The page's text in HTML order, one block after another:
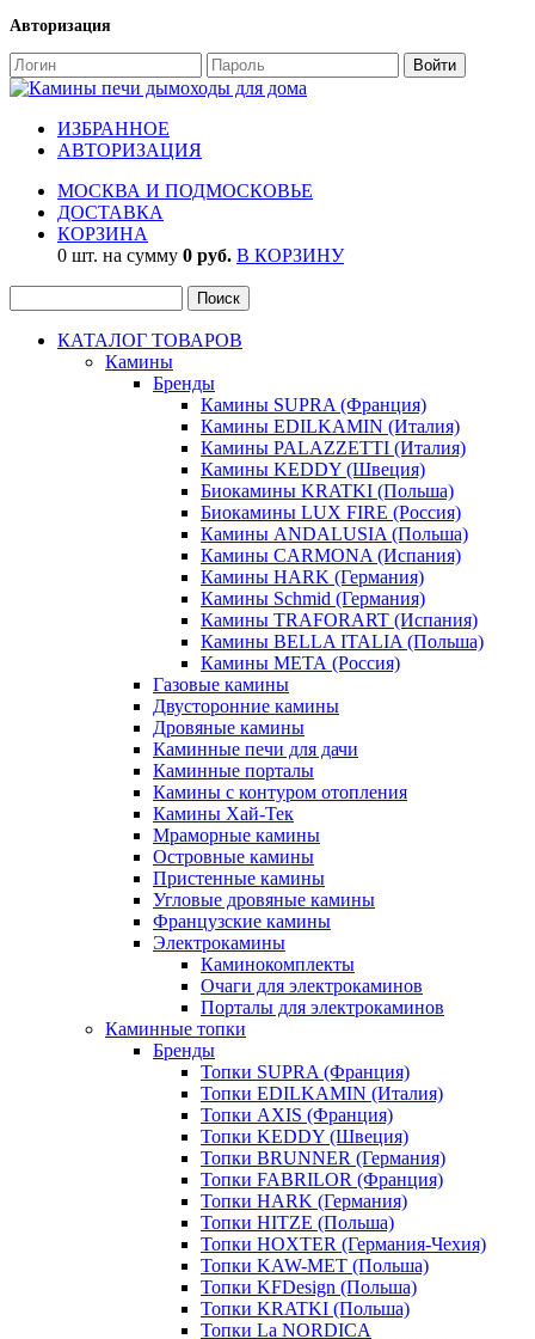
Авторизация
ИЗБРАННОЕ
АВТОРИЗАЦИЯ
МОСКВА И ПОДМОСКОВЬЕ
ДОСТАВКА
КОРЗИНА
0 шт. на сумму 0 руб. В КОРЗИНУ
КАТАЛОГ ТОВАРОВ
Камины
Бренды
Камины SUPRA (Франция)
Камины EDILKAMIN (Италия)
Камины PALAZZETTI (Италия)
Камины KEDDY (Швеция)
Биокамины KRATKI (Польша)
Биокамины LUX FIRE (Россия)
Камины ANDALUSIA (Польша)
Камины CARMONA (Испания)
Камины HARK (Германия)
Камины Schmid (Германия)
Камины TRAFORART (Испания)
Камины BELLA ITALIA (Польша)
Камины МЕТА (Россия)
Газовые камины
Двусторонние камины
Дровяные камины
Каминные печи для дачи
Каминные порталы
Камины с контуром отопления
Камины Хай-Тек
Мраморные камины
Островные камины
Пристенные камины
Угловые дровяные камины
Французские камины
Электрокамины
Каминокомплекты
Очаги для электрокаминов
Порталы для электрокаминов
Каминные топки
Бренды
Топки SUPRA (Франция)
Топки EDILKAMIN (Италия)
Топки AXIS (Франция)
Топки KEDDY (Швеция)
Топки BRUNNER (Германия)
Топки FABRILOR (Франция)
Топки HARK (Германия)
Топки HITZE (Польша)
Топки HOXTER (Германия-Чехия)
Топки KAW-MET (Польша)
Топки KFDesign (Польша)
Топки KRATKI (Польша)
Топки La NORDICA